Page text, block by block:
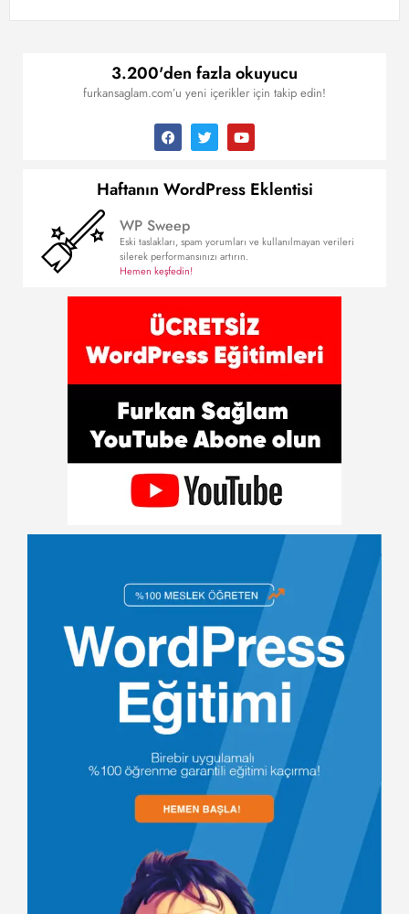
3.200'den fazla okuyucu
furkansaglam.com’u yeni içerikler için takip edin!
Haftanın WordPress Eklentisi
WP Sweep
Eski taslakları, spam yorumları ve kullanılmayan verileri
silerek performansınızı artırın.
Hemen keşfedin!